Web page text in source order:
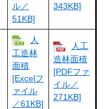
ル／
51KB]
343KB]
人
工造林
面積
[Excelフ
ァイル
／61KB]
人工
造林面積
[PDFファ
イル／
271KB]